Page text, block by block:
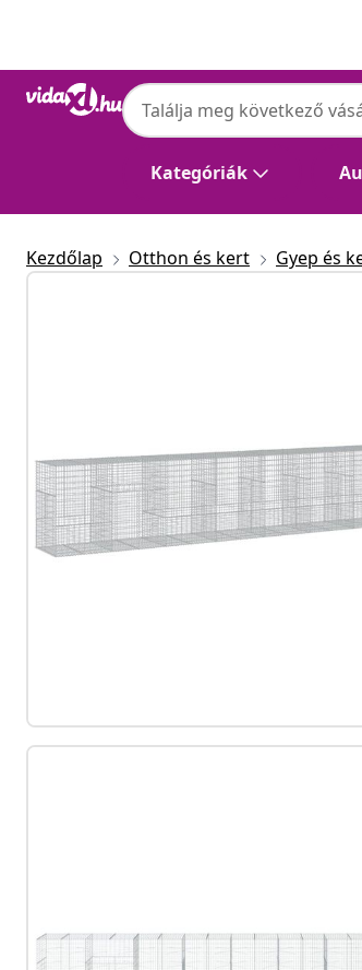
Kategóriák
Kezdőlap Otthon és kert Gyep és